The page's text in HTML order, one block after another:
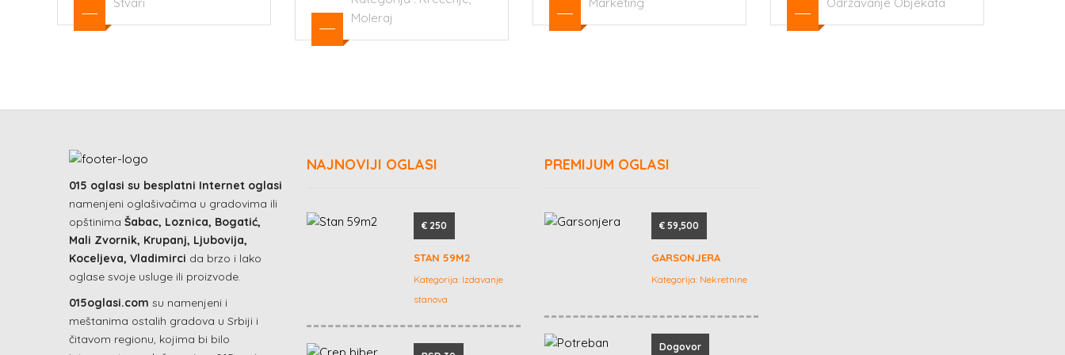
015 oglasi su besplatni Internet oglasi
namenjeni oglašivačima u gradovima ili
opštinimaŠabac, Loznica, Bogatić,
Mali Zvornik, Krupanj, Ljubovija,
Koceljeva, Vladimirci da brzo i lako
015oglasi.comsu namenjeni i
meštanima ostalih gradova u Srbiji i
€ 250
Kategorija:
€ 59,500